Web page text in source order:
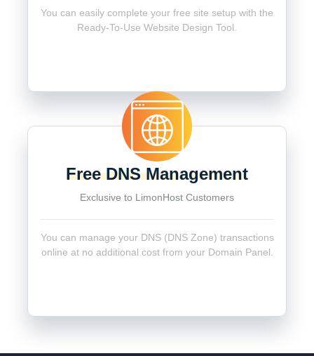
You can easily complete your free site setup with the
Ready-To-Use Website Design Tool.
Free DNS Management
Exclusive to LimonHost Customers
You can manage your DNS (DNS Zone) transactions
online at no additional cost from your Domain Panel.